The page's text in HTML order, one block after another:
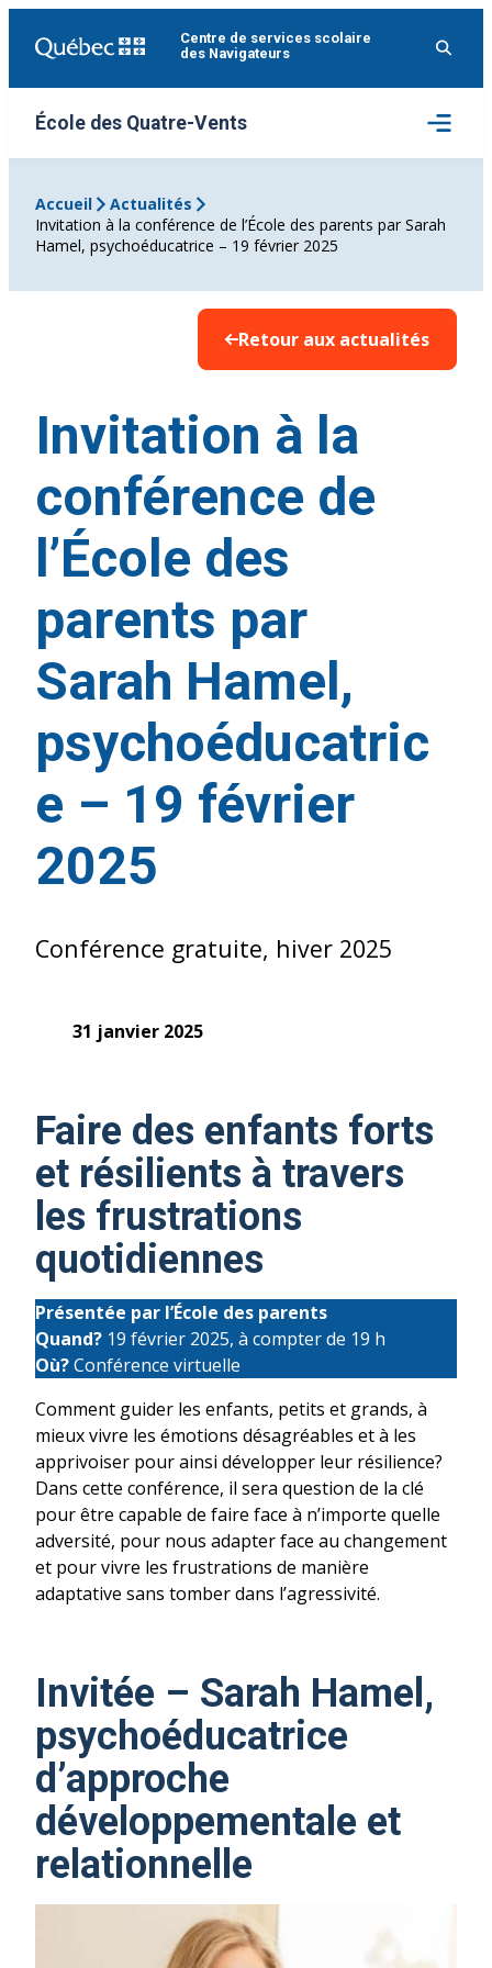
Centre de services scolaire
des Navigateurs
École des Quatre-Vents
Ouvrir
le
menu
Accueil
Actualités
Invitation à la conférence de l’École des parents par Sarah
Hamel, psychoéducatrice – 19 février 2025
Retour aux actualités
Invitation à la
conférence de
l’École des
parents par
Sarah Hamel,
psychoéducatric
e – 19 février
2025
Conférence gratuite, hiver 2025
31 janvier 2025
Faire des enfants forts
et résilients à travers
les frustrations
quotidiennes
Présentée par l’École des parents
Quand? 19 février 2025, à compter de 19 h
Où?Conférence virtuelle
Comment guider les enfants, petits et grands, à
mieux vivre les émotions désagréables et à les
apprivoiser pour ainsi développer leur résilience?
Dans cette conférence, il sera question de la clé
pour être capable de faire face à n’importe quelle
adversité, pour nous adapter face au changement
et pour vivre les frustrations de manière
adaptative sans tomber dans l’agressivité.
Invitée – Sarah Hamel,
psychoéducatrice
d’approche
développementale et
relationnelle